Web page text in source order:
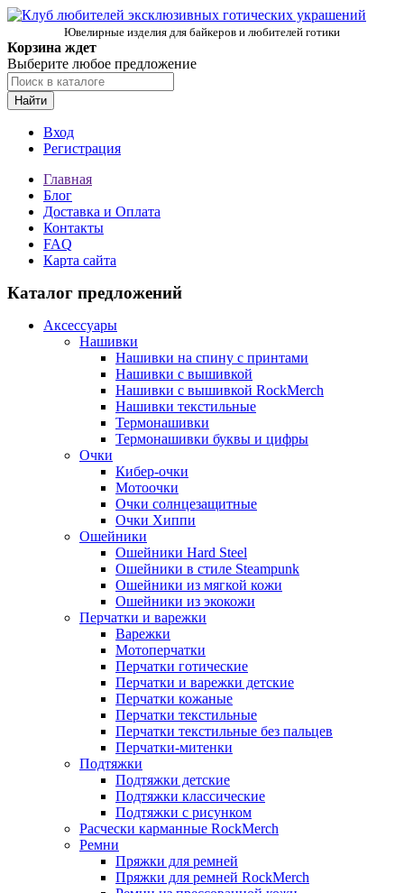
Ювелирные изделия для байкеров и любителей готики
Корзина ждет
Выберите любое предложение
Найти
Вход
Регистрация
Главная
Блог
Доставка и Оплата
Контакты
FAQ
Карта сайта
Каталог предложений
Аксессуары
Нашивки
Нашивки на спину с принтами
Нашивки с вышивкой
Нашивки с вышивкой RockMerch
Нашивки текстильные
Термонашивки
Термонашивки буквы и цифры
Очки
Кибер-очки
Мотоочки
Очки солнцезащитные
Очки Хиппи
Ошейники
Ошейники Hard Steel
Ошейники в стиле Steampunk
Ошейники из мягкой кожи
Ошейники из экокожи
Перчатки и варежки
Варежки
Мотоперчатки
Перчатки готические
Перчатки и варежки детские
Перчатки кожаные
Перчатки текстильные
Перчатки текстильные без пальцев
Перчатки-митенки
Подтяжки
Подтяжки детские
Подтяжки классические
Подтяжки с рисунком
Расчески карманные RockMerch
Ремни
Пряжки для ремней
Пряжки для ремней RockMerch